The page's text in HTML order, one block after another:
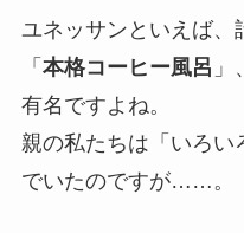
ユネッサンといえば、
「 本格コーヒー風呂
有名ですよね。
親の私たちは「いろい
でいたのですが……。